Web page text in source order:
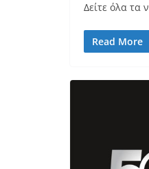
Δείτε όλα τα
Read More